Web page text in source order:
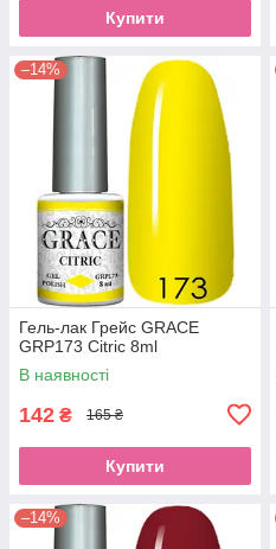
Купити
–14%
Гель-лак Грейс GRACE
GRP173 Citric 8ml
В наявності
142 ₴ 165 ₴
Купити
–14%